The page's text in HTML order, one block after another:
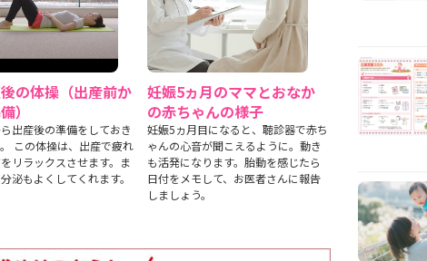
の体操（出産前か
）
出産後の準備をしておき
この体操は、出産で疲れ
リラックスさせます。ま
泌もよくしてくれます。
妊娠5ヵ月のママとおなか
の赤ちゃんの様子
妊娠5ヵ月目になると、聴診器で赤ち
ゃんの心音が聞こえるように。動き
も活発になります。胎動を感じたら
日付をメモして、お医者さんに報告
しましょう。